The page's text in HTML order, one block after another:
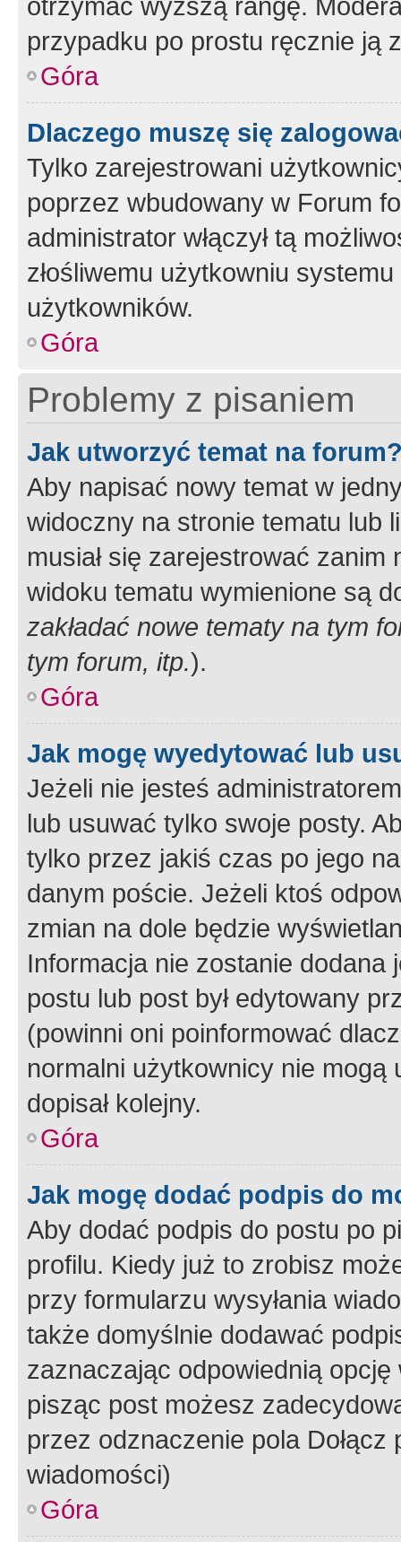
przypadku po prostu ręcznie ją
Góra
Dlaczego muszę się
Tylko zarejestrowani
poprzez wbudowany w Forum
administrator włączył tą
złośliwemu użytkowniu
użytkowników.
Góra
Problemy z pisaniem
Jak utworzyć temat na
Aby napisać nowy temat w
widoczny na stronie tematu lub
musiał się zarejestrować
widoku tematu wymienione są
zakładać nowe tematy na tym
tym forum, itp.).
Góra
Jak mogę wyedytować lub
Jeżeli nie jesteś
lub usuwać tylko swoje posty.
tylko przez jakiś czas po jego
danym poście. Jeżeli ktoś
zmian na dole będzie
Informacja nie zostanie dodana
postu lub post był edytowany
(powinni oni poinformować
normalni użytkownicy nie
dopisał kolejny.
Góra
Jak mogę dodać podpis do
Aby dodać podpis do postu po
profilu. Kiedy już to zrobisz
przy formularzu wysyłania
także domyślnie dodawać
zaznaczając odpowiednią
pisząc post możesz
przez odznaczenie pola
wiadomości)
Góra